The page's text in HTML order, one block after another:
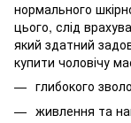
нормального
цього, слід
який здатний
купити чоловічу
глибокого
живлення та